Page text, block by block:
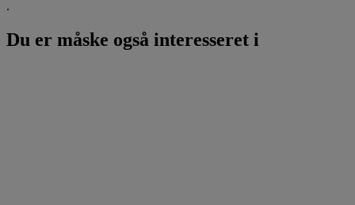
.
Du er måske også interesseret i